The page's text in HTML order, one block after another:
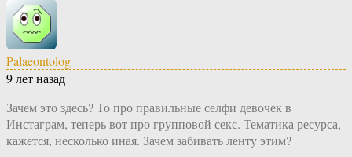
Palaeontolog
9 лет назад
Зачем это здесь? То про правильные селфи девочек в
Инстаграм, теперь вот про групповой секс. Тематика ресурса,
кажется, несколько иная. Зачем забивать ленту этим?